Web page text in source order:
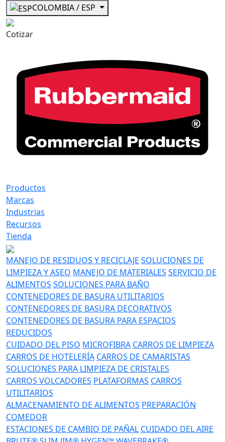
COLOMBIA / ESP
Cotizar
Productos
Marcas
Industrias
Recursos
Tienda
MANEJO DE RESIDUOS Y RECICLAJE SOLUCIONES DE
LIMPIEZA Y ASEO MANEJO DE MATERIALES SERVICIO DE
ALIMENTOS SOLUCIONES PARA BAÑO
CONTENEDORES DE BASURA UTILITARIOS
CONTENEDORES DE BASURA DECORATIVOS
CONTENEDORES DE BASURA PARA ESPACIOS
REDUCIDOS
CUIDADO DEL PISO MICROFIBRA CARROS DE LIMPIEZA
CARROS DE HOTELERÍA CARROS DE CAMARISTAS
SOLUCIONES PARA LIMPIEZA DE CRISTALES
CARROS VOLCADORES PLATAFORMAS CARROS
UTILITARIOS
ALMACENAMIENTO DE ALIMENTOS PREPARACIÓN
COMEDOR
ESTACIONES DE CAMBIO DE PAÑAL CUIDADO DEL AIRE